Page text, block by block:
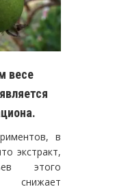
весе
в
экстракт,
этого
снижает